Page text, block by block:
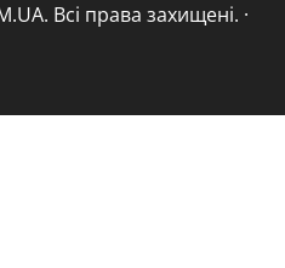
Всі права захищені. ·